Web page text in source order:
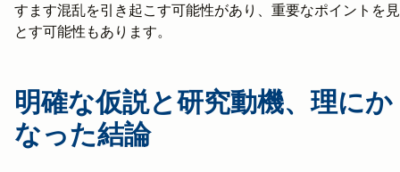
すます混乱を引き起こす可能性があり、重要なポイントを
とす可能性もあります。
明確な仮説と研究動機、理にか
なった結論